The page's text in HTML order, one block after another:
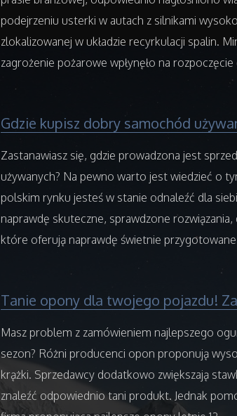
podejrzeniu usterki w autach z silnikami
zlokalizowanej w układzie recyrkulacji spalin.
zagrożenie pożarowe wpłynęło na
Gdzie kupisz dobry samochód
Zastanawiasz się, gdzie prowadzona jest
używanych? Na pewno warto jest wiedzieć o
polskim rynku jesteś w stanie odnaleźć dla
naprawdę skuteczne, sprawdzone rozwiązania,
które oferują naprawdę świetnie
Tanie opony dla twojego pojazdu!
Masz problem z zamówieniem najlepszego
sezon? Różni producenci opon proponują
krążki. Sprzedawcy dodatkowo zwiększają
znaleźć odpowiednio tani produkt. Jednak